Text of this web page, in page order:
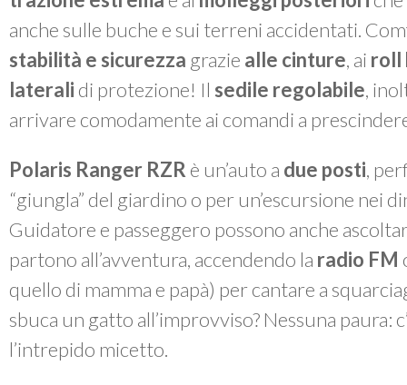
anche sulle buche e sui terreni accidentati.
stabilità e sicurezza grazie alle cinture, ai roll
laterali di protezione! Il sedile regolabile,
arrivare comodamente ai comandi a
Polaris Ranger RZR è un’auto a due posti,
“giungla” del giardino o per un’escursione nei
Guidatore e passeggero possono anche
partono all’avventura, accendendo la radio FM
quello di mamma e papà) per cantare a
sbuca un gatto all’improvviso? Nessuna paura:
l’intrepido micetto.